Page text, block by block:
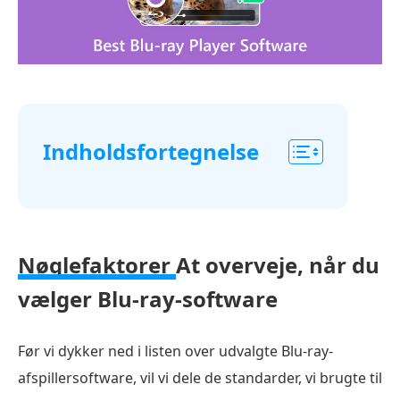
Indholdsfortegnelse
overveje,
når
du
vælger
Blu-
NøglefaktorerAt overveje, når du
vælger Blu-ray-software
Før vi dykker ned i listen over udvalgte Blu-ray-
afspillersoftware, vil vi dele de standarder, vi brugte til